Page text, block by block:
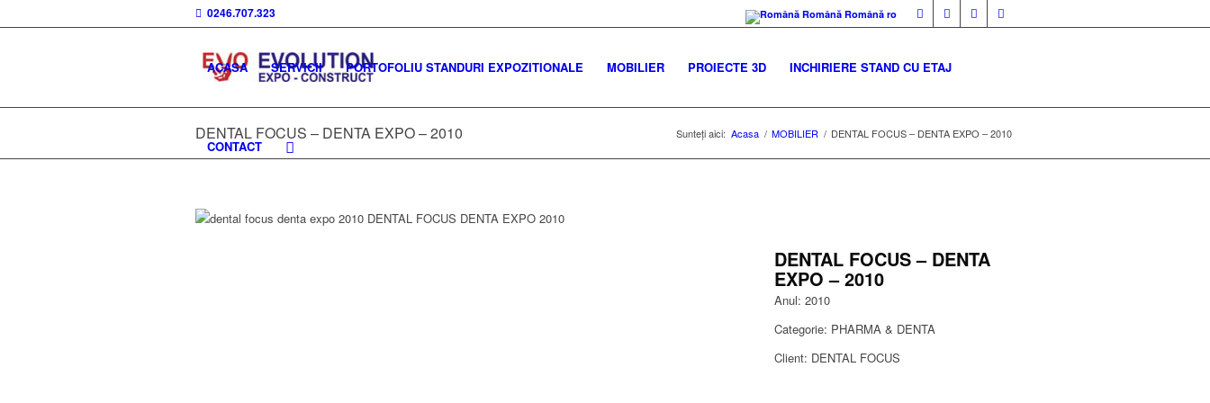
Română Română ro
0246.707.323
ACASA SERVICII PORTOFOLIU STANDURI EXPOZITIONALE MOBILIER PROIECTE 3D INCHIRIERE STAND CU ETAJ
CONTACT
DENTAL FOCUS – DENTA EXPO – 2010 Sunteți aici: Acasa / MOBILIER / DENTAL FOCUS – DENTA EXPO – 2010
DENTAL FOCUS – DENTA
EXPO – 2010
Anul: 2010
Categorie: PHARMA & DENTA
Client: DENTAL FOCUS